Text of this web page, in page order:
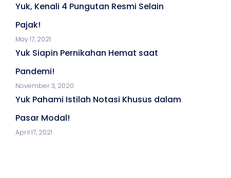
Yuk, Kenali 4 Pungutan Resmi Selain
Pajak!
May 17, 2021
Yuk Siapin Pernikahan Hemat saat
Pandemi!
November 3, 2020
Yuk Pahami Istilah Notasi Khusus dalam
Pasar Modal!
April 17, 2021